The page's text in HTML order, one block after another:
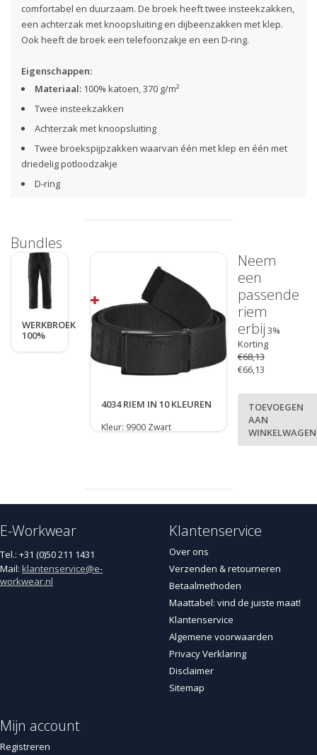
comfortabel en duurzaam. De broek heeft twee insteekzakken,
een achterzak met knoopsluiting en dijbeenzakken met klep.
Ook heeft de broek een telefoonzakje en een D-ring.
Eigenschappen:
Materiaal: 100% katoen, 370 g/m²
Twee insteekzakken
Achterzak met knoopsluiting
Twee broekspijpzakken waarvan één met klep en één met
driedelig potloodzakje
D-ring
Verzenden of afhalen
Gratis verzendingvanaf €50,- NL / € 75,- BE
Zelf het aflevermoment bepalen (na verzending)
Afhalen bij een GLS PakketShop of in onze showroom
Bundles
WERKBROEK
100%
4034 RIEM IN 10 KLEUREN
Kleur: 9900 Zwart
Neem
een
passende
riem
erbij 3%
Korting
€68,13
€66,13
TOEVOEGEN
AAN
WINKELWAGEN
E-Workwear
Tel.: +31 (0)50 211 1431
Mail: klantenservice@e-
workwear.nl
Klantenservice
Over ons
Verzenden & retourneren
Betaalmethoden
Maattabel: vind de juiste maat!
Klantenservice
Algemene voorwaarden
Privacy Verklaring
Disclaimer
Sitemap
Mijn account
Registreren